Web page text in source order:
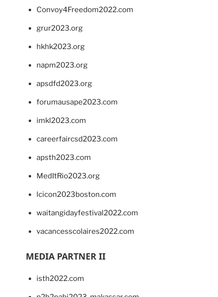
Convoy4Freedom2022.com
grur2023.org
hkhk2023.org
napm2023.org
apsdfd2023.org
forumausape2023.com
imkl2023.com
careerfaircsd2023.com
apsth2023.com
MedItRio2023.org
lcicon2023boston.com
waitangidayfestival2022.com
vacancesscolaires2022.com
MEDIA PARTNER II
isth2022.com